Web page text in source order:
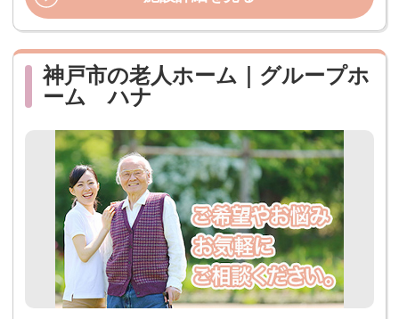
神戸市の老人ホーム｜グループホ
ーム ハナ